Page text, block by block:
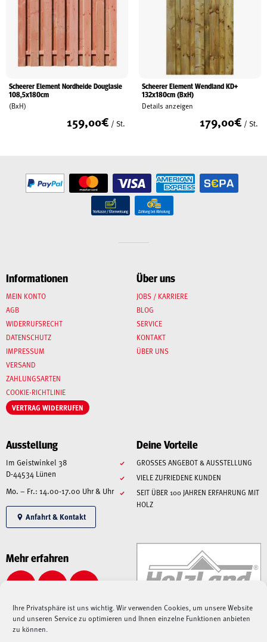
Ihre Privatsphäre ist uns wichtig. Wir verwenden Cookies, um unsere Website
und unseren Service zu optimieren und Ihnen einzelne Funktionen anbieten
zu können.
Scheerer Element Nordheide Douglasie
108,5x180cm
(BxH)
159,00€ / St.
Scheerer Element Wendland KD+
132x180cm (BxH)
Details anzeigen
179,00€ / St.
Informationen
MEIN KONTO
AGB
WIDERRUFSRECHT
DATENSCHUTZ
IMPRESSUM
VERSAND
ZAHLUNGSARTEN
COOKIE-RICHTLINIE
VERTRAG WIDERRUFEN
Über uns
JOBS / KARRIERE
BLOG
SERVICE
KONTAKT
ÜBER UNS
Ausstellung
Im Geistwinkel 38
D-44534 Lünen
Mo. – Fr.: 14.00-17.00 Uhr & Uhr
Anfahrt & Kontakt
Deine Vorteile
GROSSES ANGEBOT & AUSSTELLUNG
VIELE ZUFRIEDENE KUNDEN
SEIT ÜBER 100 JAHREN ERFAHRUNG MIT
HOLZ
Mehr erfahren